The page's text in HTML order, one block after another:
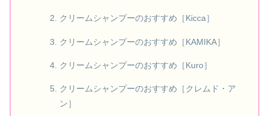
クリームシャンプーのおすすめ［Kicca］
クリームシャンプーのおすすめ［KAMIKA］
クリームシャンプーのおすすめ［Kuro］
クリームシャンプーのおすすめ［クレムド・ア
ン］